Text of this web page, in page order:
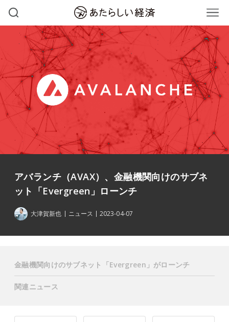
アバランチ（AVAX）、金融機関向けのサブネ
ット「Evergreen」ローンチ
大津賀新也 ニュース 2023-04-07
金融機関向けのサブネット「Evergreen」がローンチ
関連ニュース